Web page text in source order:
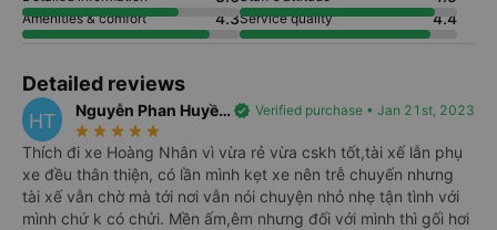
Amenities & comfort 4.3Service quality 4.4
Detailed reviews
HT
Nguyễn Phan Huyền
Trinh
verified Verified purchase • Jan 21st, 2023
star_rate star_rate star_rate star_rate star_rate
Thích đi xe Hoàng Nhân vì vừa rẻ vừa cskh tốt,tài xế lẫn phụ
xe đều thân thiện, có lần mình kẹt xe nên trễ chuyến nhưng
tài xế vẫn chờ mà tới nơi vẫn nói chuyện nhỏ nhẹ tận tình với
mình chứ k có chửi. Mền ấm,êm nhưng đối với mình thì gối hơi